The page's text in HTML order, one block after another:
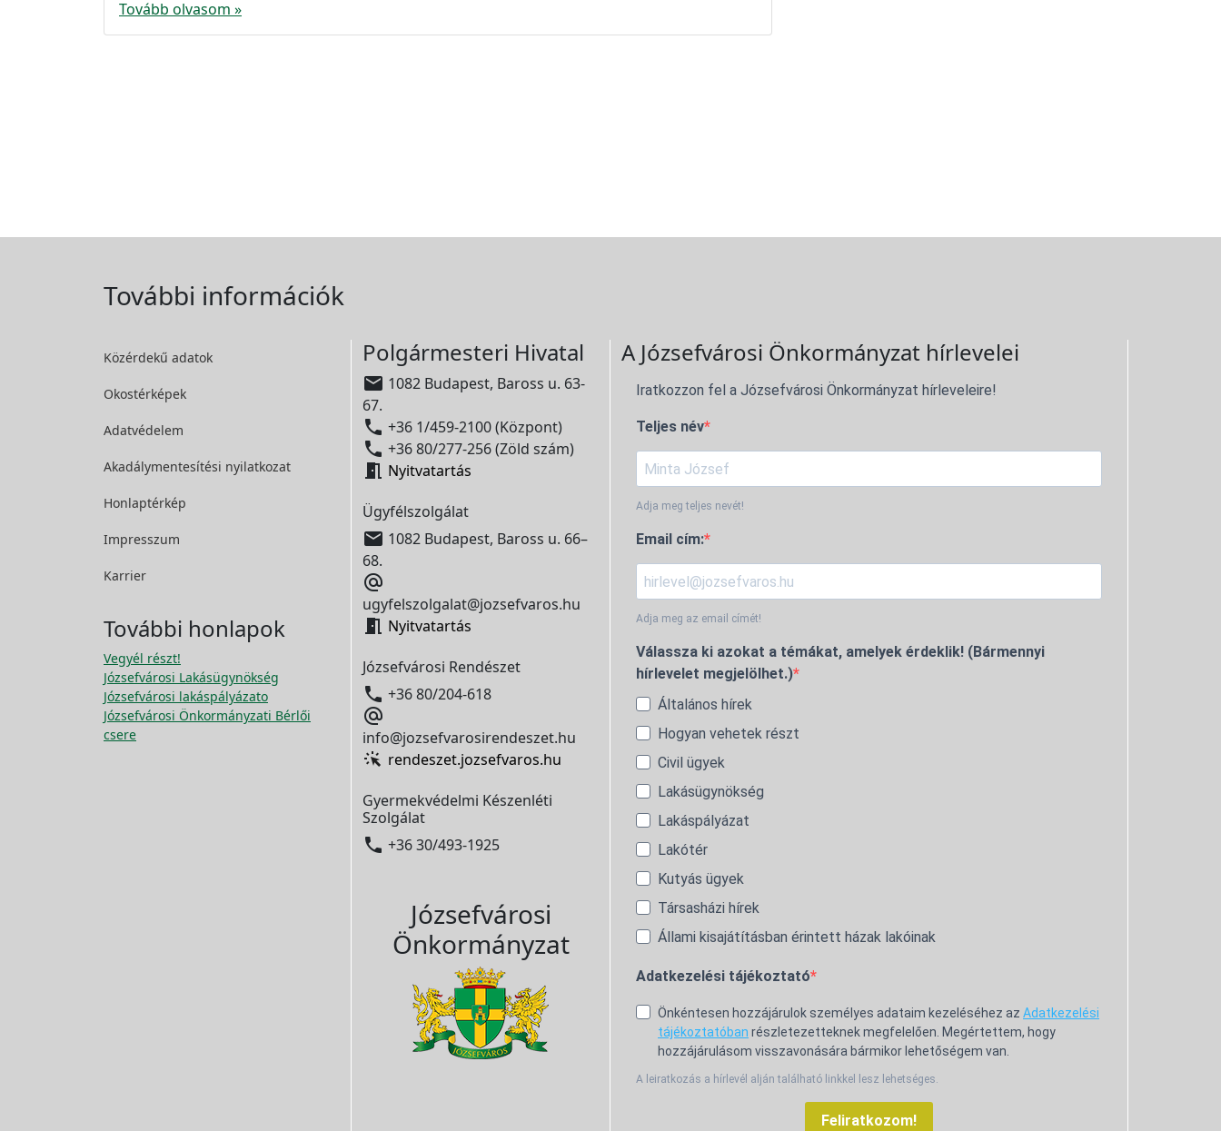
Tovább olvasom »
További információk
Közérdekű adatok
Okostérképek
Adatvédelem
Akadálymentesítési nyilatkozat
Honlaptérkép
Impresszum
Karrier
További honlapok
Vegyél részt!
Józsefvárosi Lakásügynökség
Józsefvárosi lakáspályázato
Józsefvárosi Önkormányzati Bérlői
csere
Polgármesteri Hivatal
 1082 Budapest, Baross u. 63-
67.
 +36 1/459-2100 (Központ)
 +36 80/277-256 (Zöld szám)
 Nyitvatartás
Ügyfélszolgálat
 1082 Budapest, Baross u. 66–
68.

ugyfelszolgalat@jozsefvaros.hu
 Nyitvatartás
Józsefvárosi Rendészet
 +36 80/204-618

info@jozsefvarosirendeszet.hu
rendeszet.jozsefvaros.hu
Gyermekvédelmi Készenléti
Szolgálat
 +36 30/493-1925
Józsefvárosi
Önkormányzat
A Józsefvárosi Önkormányzat hírlevelei
Iratkozzon fel a Józsefvárosi Önkormányzat hírleveleire!
Teljes név
Adja meg teljes nevét!
Email cím:
Adja meg az email címét!
Válassza ki azokat a témákat, amelyek érdeklik! (Bármennyi
hírlevelet megjelölhet.)
Általános hírek
Hogyan vehetek részt
Civil ügyek
Lakásügynökség
Lakáspályázat
Lakótér
Kutyás ügyek
Társasházi hírek
Állami kisajátításban érintett házak lakóinak
Adatkezelési tájékoztató
Önkéntesen hozzájárulok személyes adataim kezeléséhez az Adatkezelési
tájékoztatóban részletezetteknek megfelelően. Megértettem, hogy
hozzájárulásom visszavonására bármikor lehetőségem van.
A leiratkozás a hírlevél alján található linkkel lesz lehetséges.
Feliratkozom!